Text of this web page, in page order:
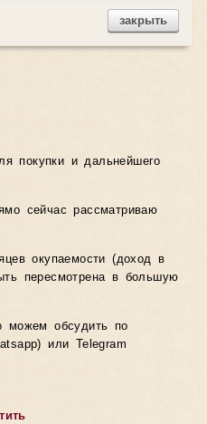
закрыть
покупки и дальнейшего
сейчас рассматриваю
окупаемости (доход в
пересмотрена в большую
можем обсудить по
или Telegram